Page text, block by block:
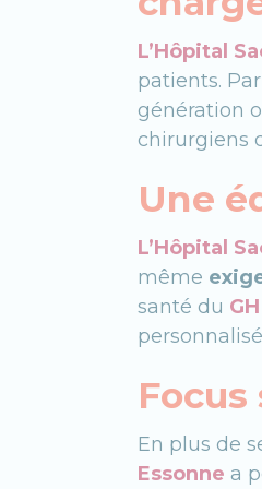
L’Hôpital
patients.
génération
chirurgiens
Une
L’Hôpital
même
santé du
En plus de
Essonne a